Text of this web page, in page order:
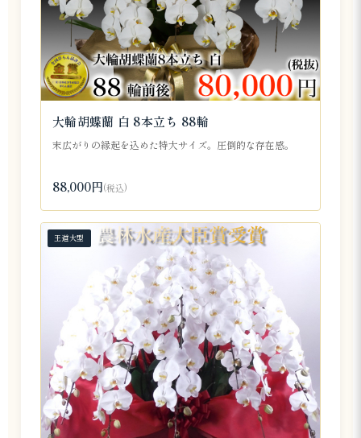
大輪胡蝶蘭 白 8本立ち 88輪
末広がりの縁起を込めた特大サイズ。圧倒的な存在感。
88,000円(税込)
王道大型